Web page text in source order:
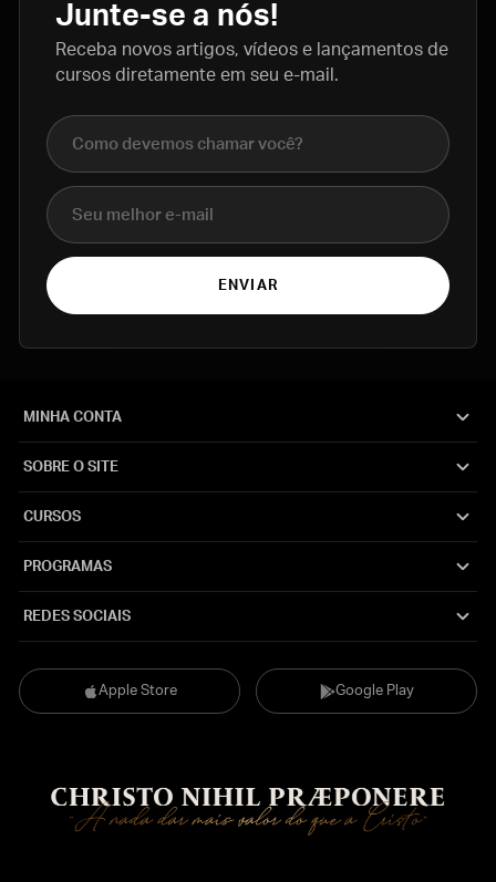
Junte-se a nós!
Receba novos artigos, vídeos e lançamentos de
cursos diretamente em seu e-mail.
Nome completo
E-mail
ENVIAR
Apple Store Google Play
MINHA CONTA
SOBRE O SITE
CURSOS
PROGRAMAS
REDES SOCIAIS